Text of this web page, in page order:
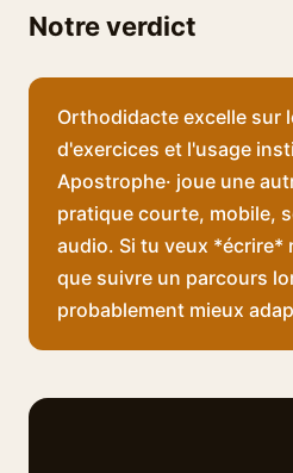
Notre verdict
Orthodidacte excelle sur
d'exercices et l'usage
Apostrophe· joue une
pratique courte, mobile,
audio. Si tu veux *écrire*
que suivre un parcours
probablement mieux